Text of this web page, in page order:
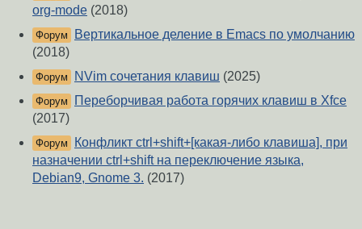
org-mode (2018)
Форум
Вертикальное деление в Emacs по умолчанию
(2018)
Форум NVim сочетания клавиш (2025)
Форум
Переборчивая работа горячих клавиш в Xfce
(2017)
Форум
Конфликт ctrl+shift+[какая-либо клавиша], при
назначении ctrl+shift на переключение языка,
Debian9, Gnome 3. (2017)